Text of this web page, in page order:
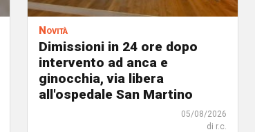
Novità
Dimissioni in 24 ore dopo
intervento ad anca e
ginocchia, via libera
all'ospedale San Martino
05/08/2026
di r.c.